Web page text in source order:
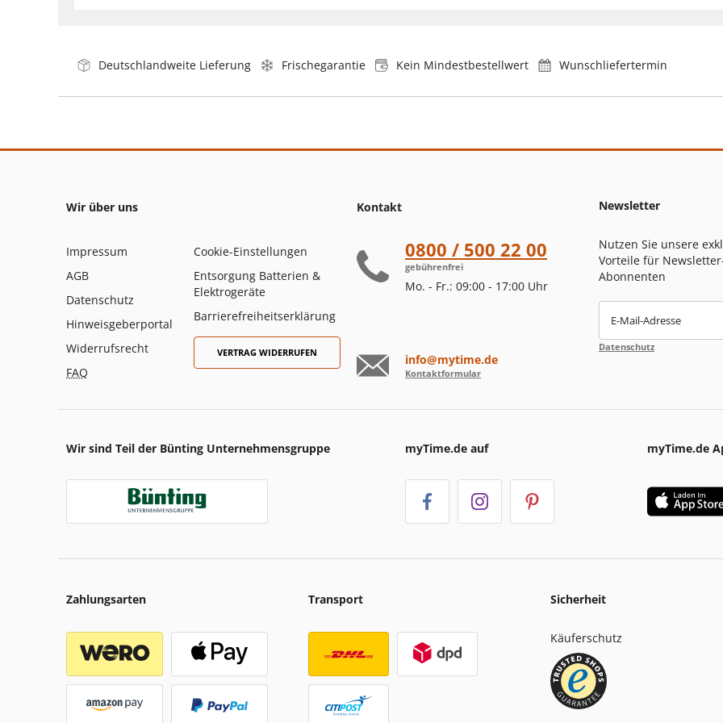
Deutschlandweite Lieferung Frischegarantie Kein Mindestbestellwert Wunschliefertermin
Wir über uns
Impressum
AGB
Datenschutz
Hinweisgeberportal
Widerrufsrecht
FAQ
Cookie-Einstellungen
Entsorgung Batterien &
Elektrogeräte
Barrierefreiheitserklärung
VERTRAG WIDERRUFEN
Kontakt
0800 / 500 22 00
gebührenfrei
Mo. - Fr.: 09:00 - 17:00 Uhr
info@mytime.de
Kontaktformular
Newsletter
Nutzen Sie unsere
Vorteile für
Abonnenten
E-Mail-Adresse
Datenschutz
Wir sind Teil der Bünting Unternehmensgruppe myTime.de auf myTime.de
Zahlungsarten Transport Sicherheit
Käuferschutz